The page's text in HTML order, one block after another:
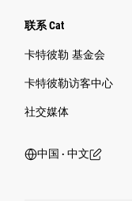
联系 Cat
卡特彼勒 基金会
卡特彼勒访客中心
社交媒体
中国 ‧ 中文